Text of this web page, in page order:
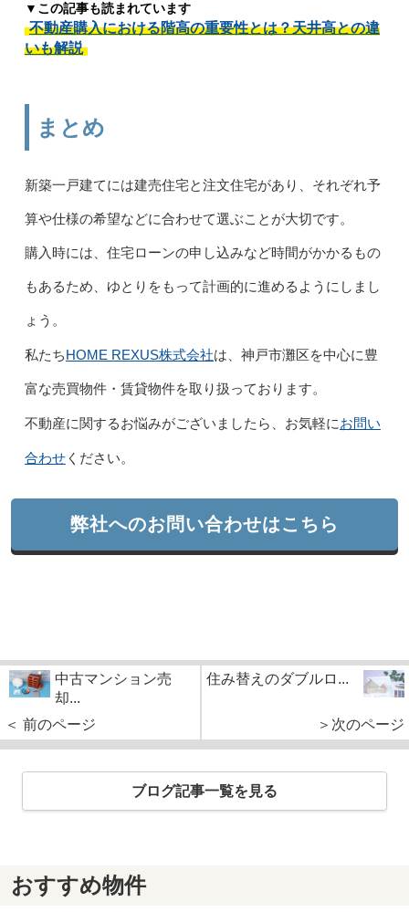
▼この記事も読まれています
不動産購入における階高の重要性とは？天井高との違
いも解説
まとめ
新築一戸建てには建売住宅と注文住宅があり、それぞれ予
算や仕様の希望などに合わせて選ぶことが大切です。
購入時には、住宅ローンの申し込みなど時間がかかるもの
もあるため、ゆとりをもって計画的に進めるようにしまし
ょう。
私たちHOME REXUS株式会社は、神戸市灘区を中心に豊
富な売買物件・賃貸物件を取り扱っております。
不動産に関するお悩みがございましたら、お気軽にお問い
合わせください。
弊社へのお問い合わせはこちら
中古マンション売
却...
＜ 前のページ
住み替えのダブルロ...
＞次のページ
ブログ記事一覧を見る
おすすめ物件